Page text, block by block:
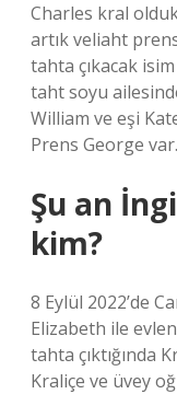
Charles kral
artık veliaht
tahta çıkacak
taht soyu
William ve eşi
Prens George var.
Şu an
kim?
8 Eylül 2022’de
Elizabeth ile
tahta çıktığında
Kraliçe ve üvey